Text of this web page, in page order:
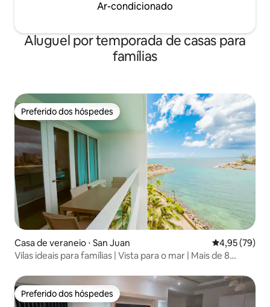
Ar-condicionado
Aluguel por temporada de casas para
famílias
Preferido dos hóspedes
Preferido dos hóspedes
Casa de veraneio ⋅ San Juan 4,95 de uma
4,95 (79)
Vilas ideais para famílias | Vista para o mar | Mais de 8
Preferido dos hóspedes
Preferido dos hóspedes